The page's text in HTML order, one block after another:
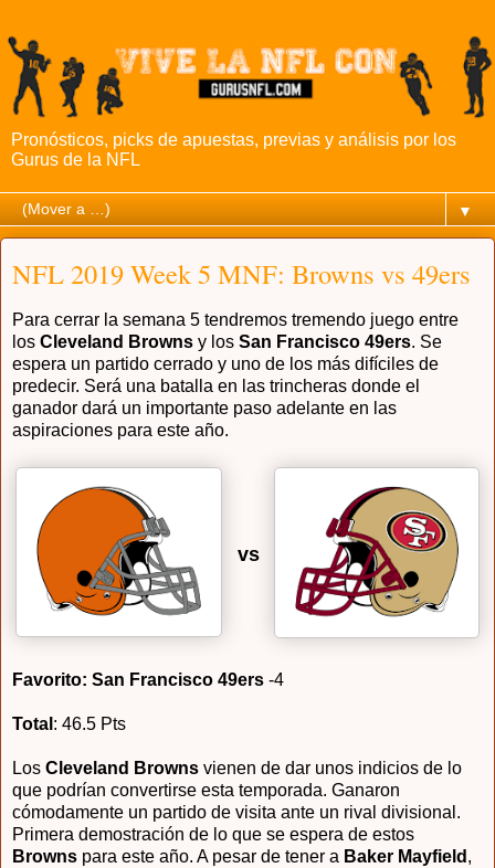
Pronósticos, picks de apuestas, previas y análisis por los
Gurus de la NFL
▼
NFL 2019 Week 5 MNF: Browns vs 49ers
Para cerrar la semana 5 tendremos tremendo juego entre
los Cleveland Browns y los San Francisco 49ers. Se
espera un partido cerrado y uno de los más difíciles de
predecir. Será una batalla en las trincheras donde el
ganador dará un importante paso adelante en las
aspiraciones para este año.
vs
Favorito: San Francisco 49ers -4
Total : 46.5 Pts
Los Cleveland Browns vienen de dar unos indicios de lo
que podrían convertirse esta temporada. Ganaron
cómodamente un partido de visita ante un rival divisional.
Primera demostración de lo que se espera de estos
Browns para este año. A pesar de tener a Baker Mayfield ,